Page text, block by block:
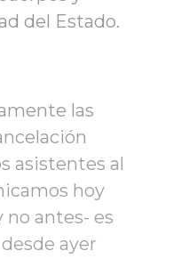
del Estado.
las
asistentes al
hoy
no antes- es
ayer